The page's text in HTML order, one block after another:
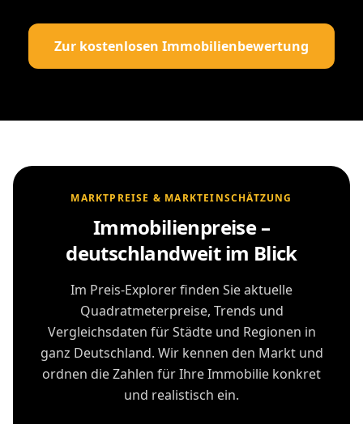
Zur kostenlosen Immobilienbewertung
MARKTPREISE & MARKTEINSCHÄTZUNG
Immobilienpreise –
deutschlandweit im Blick
Im Preis-Explorer finden Sie aktuelle
Quadratmeterpreise, Trends und
Vergleichsdaten für Städte und Regionen in
ganz Deutschland. Wir kennen den Markt und
ordnen die Zahlen für Ihre Immobilie konkret
und realistisch ein.